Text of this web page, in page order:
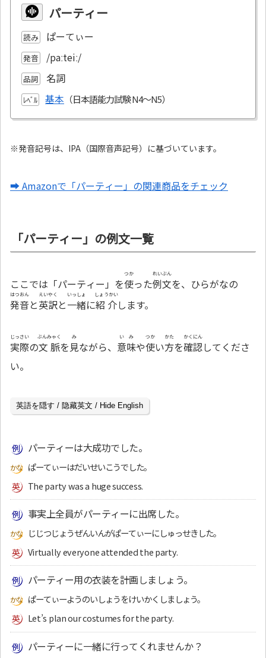
パーティー
読み ぱーてぃー
発音 /paːteiː/
品詞 名詞
ﾚﾍﾞﾙ 基本
※発音記号は、IPA（国際音声記号）に基づいています。
➡ Amazonで「パーティー」の関連商品をチェック
「パーティー」の例文一覧
ここでは「パーティー」を使
つか
った例文
れいぶん
を、ひらがなの
発音
はつおん
と英訳
えいやく
と一緒
いっしょ
に紹介
しょうかい
します。
実際
じっさい
の文脈
ぶんみゃく
を見
み
ながら、 意味
いみ
や使
つか
い方
かた
を確認
かくにん
してくださ
い。
英語を隠す / 隐藏英文 / Hide English
パーティーは大成功でした。
ぱーてぃーはだいせいこうでした。
The party was a huge success.
事実上全員がパーティーに出席した。
じじつじょうぜんいんがぱーてぃーにしゅっせきした。
Virtually everyone attended the party.
パーティー用の衣装を計画しましょう。
ぱーてぃーようのいしょうをけいかくしましょう。
Let’s plan our costumes for the party.
パーティーに一緒に行ってくれませんか？